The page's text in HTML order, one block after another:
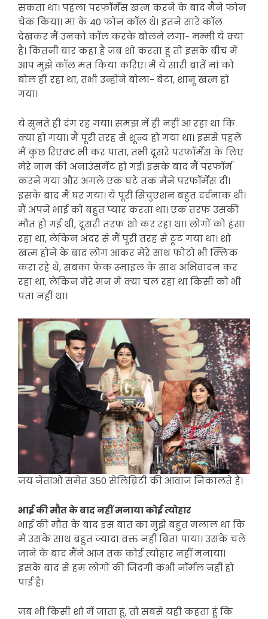
सकता था। पहला परफॉर्मेंस खत्म करने के बाद मैंने फोन
चेक किया। मां के 40 फोन कॉल थे। इतने सारे कॉल
देखकर मैं उनको कॉल करके बोलने लगा- मम्मी ये क्या
है। कितनी बार कहा है जब शो करता हूं तो इसके बीच में
आप मुझे कॉल मत किया करिए। मैं ये सारी बातें मां को
बोल ही रहा था, तभी उन्होंने बोला- बेटा, शानू खत्म हो
गया।
ये सुनते ही दंग रह गया। समझ में ही नहीं आ रहा था कि
क्या हो गया। मैं पूरी तरह से शून्य हो गया था। इससे पहले
मैं कुछ रिएक्ट भी कर पाता, तभी दूसरे परफॉर्मेंस के लिए
मेरे नाम की अनाउंसमेंट हो गई। इसके बाद मैं परफॉर्म
करने गया और अगले एक घंटे तक मैंने परफॉर्मेंस दी।
इसके बाद मैं घर गया। ये पूरी सिचुएशन बहुत दर्दनाक थी।
मैं अपने भाई को बहुत प्यार करता था। एक तरफ उसकी
मौत हो गई थी, दूसरी तरफ शो कर रहा था। लोगों को हंसा
रहा था, लेकिन अंदर से मैं पूरी तरह से टूट गया था। शो
खत्म होने के बाद लोग आकर मेरे साथ फोटो भी क्लिक
करा रहे थे, सबका फेक स्माइल के साथ अभिवादन कर
रहा था, लेकिन मेरे मन में क्या चल रहा था किसी को भी
पता नहीं था।
जय नेताओं समेत 350 सेलिब्रिटी की आवाज निकालते हैं।
भाई की मौत के बाद नहीं मनाया कोई त्योहार
भाई की मौत के बाद इस बात का मुझे बहुत मलाल था कि
मैं उसके साथ बहुत ज्यादा वक्त नहीं बिता पाया। उसके चले
जाने के बाद मैंने आज तक कोई त्योहार नहीं मनाया।
इसके बाद से हम लोगों की जिंदगी कभी नॉर्मल नहीं हो
पाई है।
जब भी किसी शो में जाता हूं, तो सबसे यही कहता हूं कि